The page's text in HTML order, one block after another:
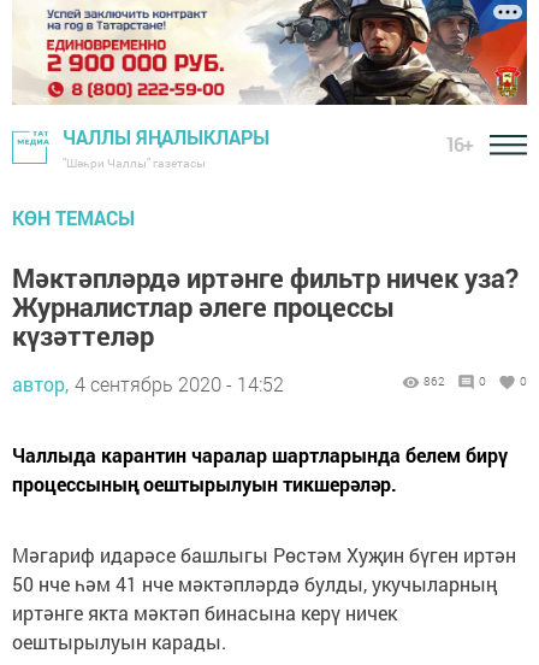
ЧАЛЛЫ ЯҢАЛЫКЛАРЫ
"Шәһри Чаллы" газетасы
16+
КӨН ТЕМАСЫ
Мәктәпләрдә иртәнге фильтр ничек уза?
Журналистлар әлеге процессы
күзәттеләр
автор, 4 сентябрь 2020 - 14:52 862 0 0
Чаллыда карантин чаралар шартларында белем бирү
процессының оештырылуын тикшерәләр.
Мәгариф идарәсе башлыгы Рөстәм Хуҗин бүген иртән
50 нче һәм 41 нче мәктәпләрдә булды, укучыларның
иртәнге якта мәктәп бинасына керү ничек
оештырылуын карады.